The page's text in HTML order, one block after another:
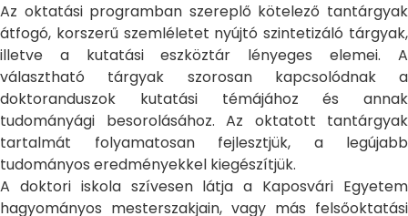
Az oktatási programban szereplő kötelező tantárgyak
átfogó, korszerű szemléletet nyújtó szintetizáló tárgyak,
illetve a kutatási eszköztár lényeges elemei. A
választható tárgyak szorosan kapcsolódnak a
doktoranduszok kutatási témájához és annak
tudományági besorolásához. Az oktatott tantárgyak
tartalmát folyamatosan fejlesztjük, a legújabb
tudományos eredményekkel kiegészítjük.
A doktori iskola szívesen látja a Kaposvári Egyetem
hagyományos mesterszakjain, vagy más felsőoktatási